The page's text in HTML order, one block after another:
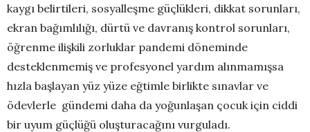
kaygı belirtileri, sosyalleşme güçlükleri, dikkat sorunları,
ekran bağımlılığı, dürtü ve davranış kontrol sorunları,
öğrenme ilişkili zorluklar pandemi döneminde
desteklenmemiş ve profesyonel yardım alınmamışsa
hızla başlayan yüz yüze eğtimle birlikte sınavlar ve
ödevlerle gündemi daha da yoğunlaşan çocuk için ciddi
bir uyum güçlüğü oluşturacağını vurguladı.